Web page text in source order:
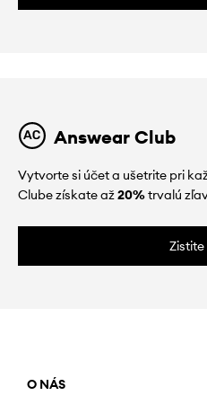
Answear Club
Vytvorte si účet a ušetrite pri
Clube získate až20%trvalú
O NÁS